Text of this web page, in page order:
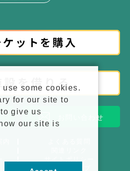
お問い合わせ
サイトマップ
some cookies.
for our site to
give us
our site is